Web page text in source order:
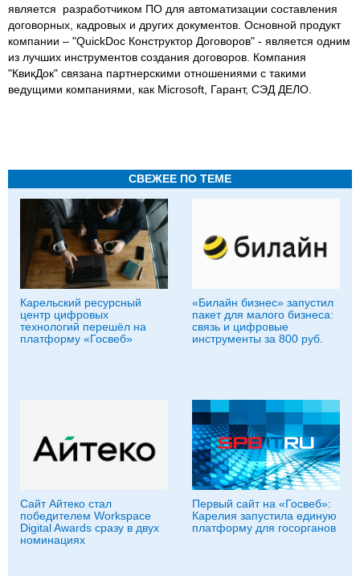
является разработчиком ПО для автоматизации составления
договорных, кадровых и других документов. Основной продукт
компании – "QuickDoc Конструктор Договоров" - является одним
из лучших инструментов создания договоров. Компания
"КвикДок" связана партнерскими отношениями с такими
ведущими компаниями, как Microsoft, Гарант, СЭД ДЕЛО.
СВЕЖЕЕ ПО ТЕМЕ
Карельский ресурсный
центр цифровых
технологий перешёл на
платформу «Госвеб»
«Билайн бизнес» запустил
пакет для малого бизнеса:
связь и цифровые
инструменты за 800 руб.
Сайт Айтеко стал
победителем Workspace
Digital Awards сразу в двух
номинациях
Первый сайт на «Госвеб»:
Карелия запустила единую
платформу для госорганов